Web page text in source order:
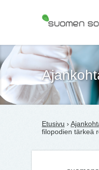
Suomen
Etusivu ›
filopodien tärkeä